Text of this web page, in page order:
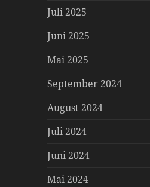
Juli 2025
Juni 2025
Mai 2025
September 2024
August 2024
Juli 2024
Juni 2024
Mai 2024